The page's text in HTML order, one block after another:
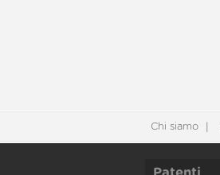
Chi siamo